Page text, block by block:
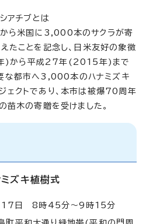
アチブとは
ら米国に3,000本のサクラが寄
たことを記念し、日米友好の象徴
)から平成27年(2015年)まで
な都市へ3,000本のハナミズキ
ェクトであり、本市は被爆70周年
苗木の寄贈を受けました。
ズキ植樹式
日 8時45分～9時15分